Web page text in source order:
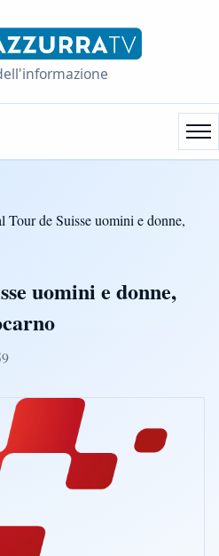
Tour de Suisse uomini e donne,
uomini e donne,